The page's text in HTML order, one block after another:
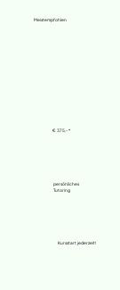
€ 375,- *
persönliches
Tutoring
Kursstart jederzeit!
Meistempfohlen